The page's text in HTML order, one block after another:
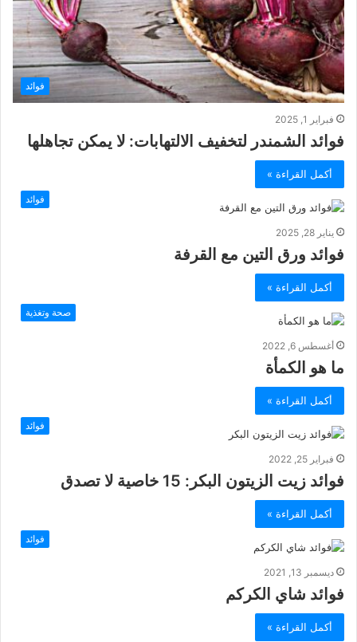
فوائد
فبراير 1, 2025
فوائد الشمندر لتخفيف الالتهابات: لا يمكن تجاهلها
أكمل القراءة »
فوائد
يناير 28, 2025
فوائد ورق التين مع القرفة
أكمل القراءة »
صحة وتغذية
أغسطس 6, 2022
ما هو الكمأة
أكمل القراءة »
فوائد
فبراير 25, 2022
فوائد زيت الزيتون البكر: 15 خاصية لا تصدق
أكمل القراءة »
فوائد
ديسمبر 13, 2021
فوائد شاي الكركم
أكمل القراءة »